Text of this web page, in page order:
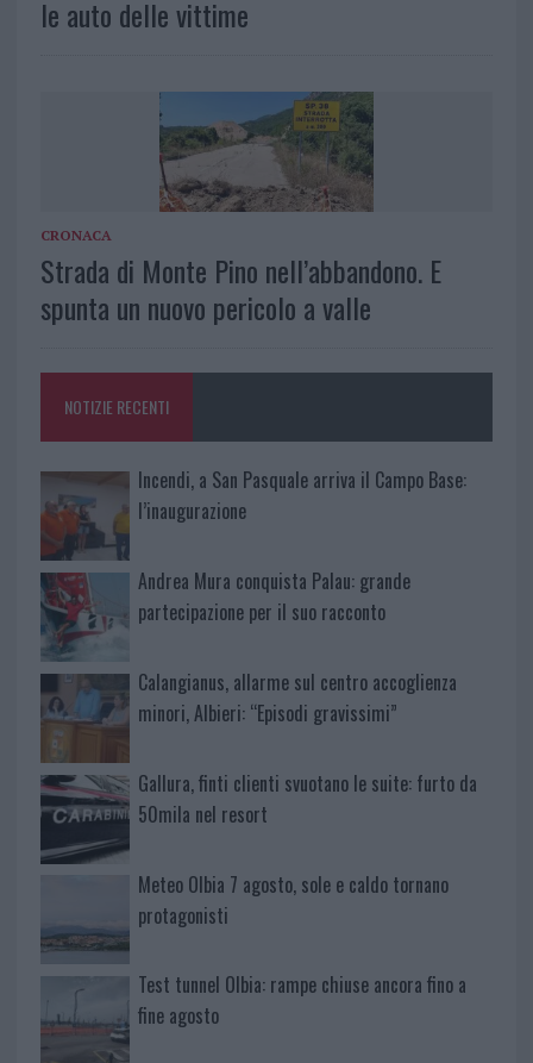
le auto delle vittime
CRONACA
Strada di Monte Pino nell’abbandono. E
spunta un nuovo pericolo a valle
NOTIZIE RECENTI
Incendi, a San Pasquale arriva il Campo Base:
l’inaugurazione
Andrea Mura conquista Palau: grande
partecipazione per il suo racconto
Calangianus, allarme sul centro accoglienza
minori, Albieri: “Episodi gravissimi”
Gallura, finti clienti svuotano le suite: furto da
50mila nel resort
Meteo Olbia 7 agosto, sole e caldo tornano
protagonisti
Test tunnel Olbia: rampe chiuse ancora fino a
fine agosto